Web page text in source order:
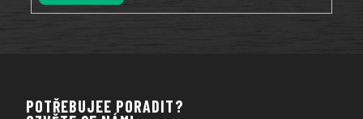
POTŘEBUJEE PORADIT?